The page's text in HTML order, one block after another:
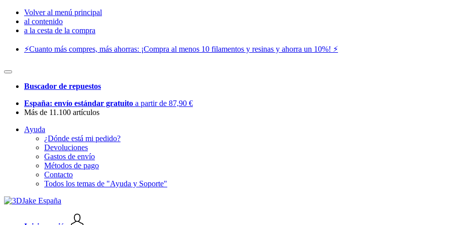
Volver al menú principal
al contenido
a la cesta de la compra
⚡️Cuanto más compres, más ahorras: ¡Compra al menos 10 filamentos y resinas y ahorra un 10%! ⚡️
Buscador de repuestos
España: envío estándar gratuito a partir de 87,90 €
Más de 11.100 artículos
Ayuda
¿Dónde está mi pedido?
Devoluciones
Gastos de envío
Métodos de pago
Contacto
Todos los temas de "Ayuda y Soporte"